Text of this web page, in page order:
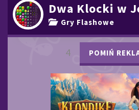
Dwa Klocki w
Gry Flashowe
3 POMIŃ